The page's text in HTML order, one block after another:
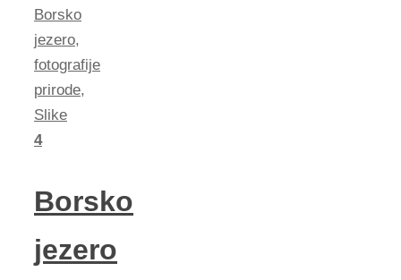
Borsko
jezero,
fotografije
prirode,
Slike
4
Borsko
jezero